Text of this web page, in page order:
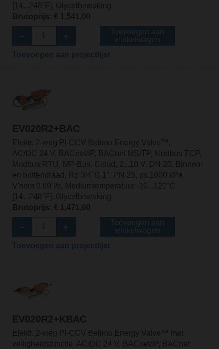
[14...248°F], Glycolbewaking
Brutoprijs: € 1,541,00
EV020R2+BAC
Elektr. 2-weg PI-CCV Belimo Energy Valve™,
AC/DC 24 V, BACnet/IP, BACnet MS/TP, Modbus TCP,
Modbus RTU, MP-Bus, Cloud, 2...10 V, DN 20, Binnen-
en buitendraad, Rp 3/4"G 1", PN 25, ps 1600 kPa,
V'nom 0.69 l/s, Mediumtemperatuur -10...120°C
[14...248°F], Glycolbewaking
Brutoprijs: € 1,471,00
EV020R2+KBAC
Elektr. 2-weg PI-CCV Belimo Energy Valve™ met
veiligheidsfunctie, AC/DC 24 V, BACnet/IP, BACnet